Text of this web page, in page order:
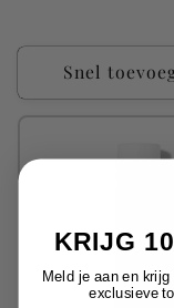
Snel
KRIJG
Meld je aan en
exclusieve